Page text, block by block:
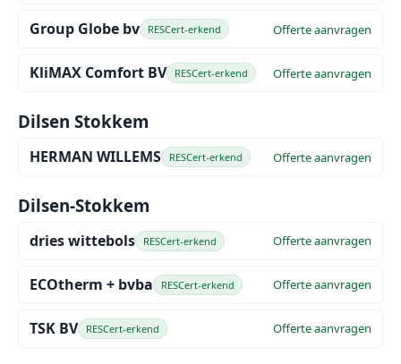
Group Globe bv RESCert-erkend Offerte aanvragen
KliMAX Comfort BV RESCert-erkend Offerte aanvragen
Dilsen Stokkem
HERMAN WILLEMS RESCert-erkend Offerte aanvragen
Dilsen-Stokkem
dries wittebols RESCert-erkend Offerte aanvragen
ECOtherm + bvba RESCert-erkend Offerte aanvragen
TSK BV RESCert-erkend Offerte aanvragen